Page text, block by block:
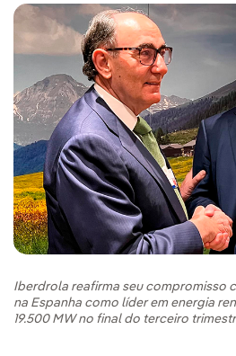
Iberdrola reafirma seu compromisso
na Espanha como líder em energia
19.500 MW no final do terceiro